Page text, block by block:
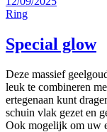
Ring
Special glow
Deze massief
leuk te combineren
ertegenaan kunt
schuin vlak gezet en
Ook mogelijk om uw